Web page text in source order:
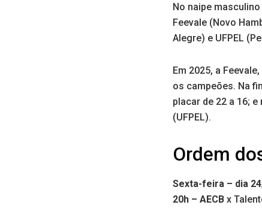
No naipe
Feevale (Novo
Alegre) e UFPEL
Em 2025, a
os campeões. Na
placar de 22 a 16;
(UFPEL).
Ordem
Sexta-feira – dia
20h – AECB x